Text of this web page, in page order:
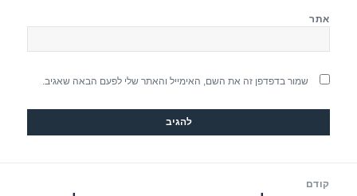
אתר
שמור בדפדפן זה את השם, האימייל והאתר שלי לפעם הבאה שאגיב.
קודם